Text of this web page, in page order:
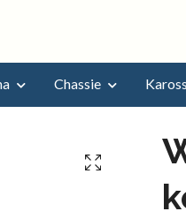
Chassie Kaross